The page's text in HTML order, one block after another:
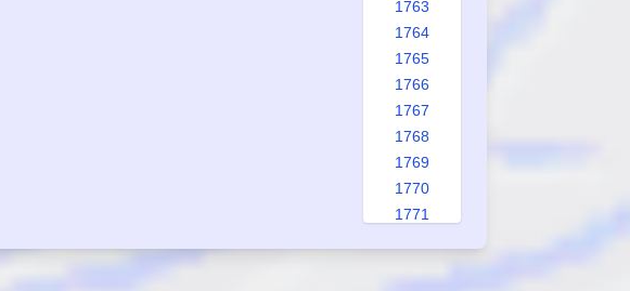
1763
1764
1765
1766
1767
1768
1769
1770
1771